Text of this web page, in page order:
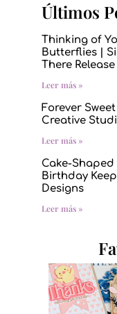
Últimos
Thinking of
Butterflies |
There Release
Leer más »
Forever
Creative
Leer más »
Cake-
Birthday
Designs
Leer más »